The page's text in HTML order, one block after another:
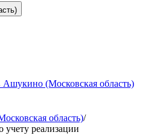
Ашукино (Московская область)
область)/
учету реализации